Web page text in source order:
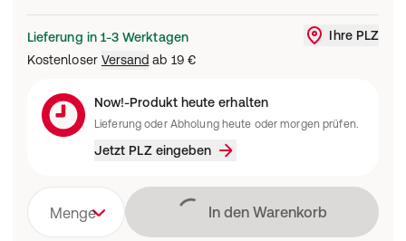
Lieferung in 1-3 Werktagen
Kostenloser Versand ab 19 €
Ihre PLZ
Now!-Produkt heute erhalten
Lieferung oder Abholung heute oder morgen prüfen.
Jetzt PLZ eingeben
Menge LädtIn den Warenkorb